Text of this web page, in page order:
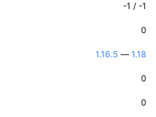
-1 / -1
0
1.16.5 — 1.18
0
0